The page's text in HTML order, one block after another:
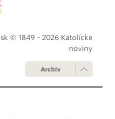
© 1849 - 2026 Katolícke
noviny
Archív